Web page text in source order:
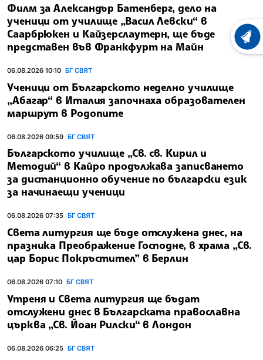
Филм за Александър Батенберг, дело на
ученици от училище „Васил Левски“ в
Саарбрюкен и Кайзерслаутерн, ще бъде
представен във Франкфурт на Майн
06.08.2026 10:10 БГ СВЯТ
Ученици от Българското неделно училище
„Абагар“ в Италия започнаха образователен
маршрут в Родопите
06.08.2026 09:59 БГ СВЯТ
Българското училище „Св. св. Кирил и
Методий“ в Кайро продължава записването
за дистанционно обучение по български език
за начинаещи ученици
06.08.2026 07:35 БГ СВЯТ
Света литургия ще бъде отслужена днес, на
празника Преображение Господне, в храма „Св.
цар Борис Покръстител” в Берлин
06.08.2026 07:10 БГ СВЯТ
Утреня и Света литургия ще бъдат
отслужени днес в Българската православна
църква „Св. Йоан Рилски“ в Лондон
06.08.2026 06:25 БГ СВЯТ